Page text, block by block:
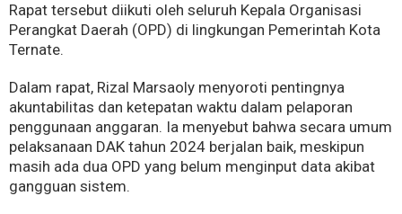
Rapat tersebut diikuti oleh seluruh Kepala Organisasi
Perangkat Daerah (OPD) di lingkungan Pemerintah Kota
Ternate.
Dalam rapat, Rizal Marsaoly menyoroti pentingnya
akuntabilitas dan ketepatan waktu dalam pelaporan
penggunaan anggaran. Ia menyebut bahwa secara umum
pelaksanaan DAK tahun 2024 berjalan baik, meskipun
masih ada dua OPD yang belum menginput data akibat
gangguan sistem.